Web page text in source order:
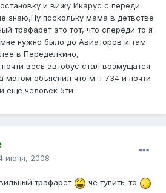
и вижу Икарус с переди
знаю,Ну поскольку мама в детвстве
трафарет это тот, что спереди то я
нужно было до Авиаторов и там
в Переделкино,
весь автобус стал возмущатся
матом объяснил что м-т 734 и почти
ещё человек 5ти
июня, 2008
трафарет чё тупить-то